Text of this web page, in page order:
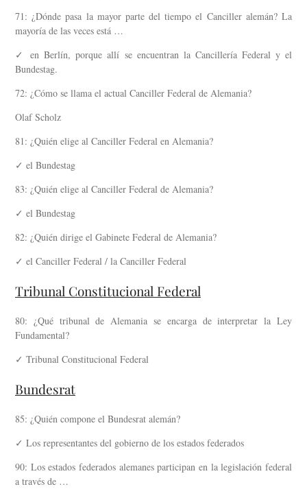
71: ¿Dónde pasa la mayor parte del tiempo el Canciller alemán? La
mayoría de las veces está …
✓ en Berlín, porque allí se encuentran la Cancillería Federal y el
Bundestag.
72: ¿Cómo se llama el actual Canciller Federal de Alemania?
Olaf Scholz
81: ¿Quién elige al Canciller Federal en Alemania?
✓ el Bundestag
83: ¿Quién elige al Canciller Federal de Alemania?
✓ el Bundestag
82: ¿Quién dirige el Gabinete Federal de Alemania?
✓ el Canciller Federal / la Canciller Federal
Tribunal Constitucional Federal
80: ¿Qué tribunal de Alemania se encarga de interpretar la Ley
Fundamental?
✓ Tribunal Constitucional Federal
Bundesrat
85: ¿Quién compone el Bundesrat alemán?
✓ Los representantes del gobierno de los estados federados
90: Los estados federados alemanes participan en la legislación federal
a través de …